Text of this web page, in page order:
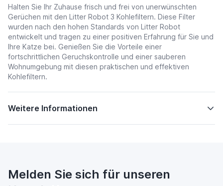
Halten Sie Ihr Zuhause frisch und frei von unerwünschten
Gerüchen mit den Litter Robot 3 Kohlefiltern. Diese Filter
wurden nach den hohen Standards von Litter Robot
entwickelt und tragen zu einer positiven Erfahrung für Sie und
Ihre Katze bei. Genießen Sie die Vorteile einer
fortschrittlichen Geruchskontrolle und einer sauberen
Wohnumgebung mit diesen praktischen und effektiven
Kohlefiltern.
Weitere Informationen
Melden Sie sich für unseren